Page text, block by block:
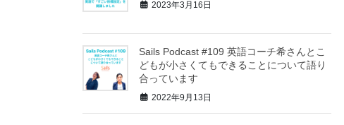
2023年3月16日
Sails Podcast #109 英語コーチ希さんとこ
どもが小さくてもできることについて語り
合っています
2022年9月13日